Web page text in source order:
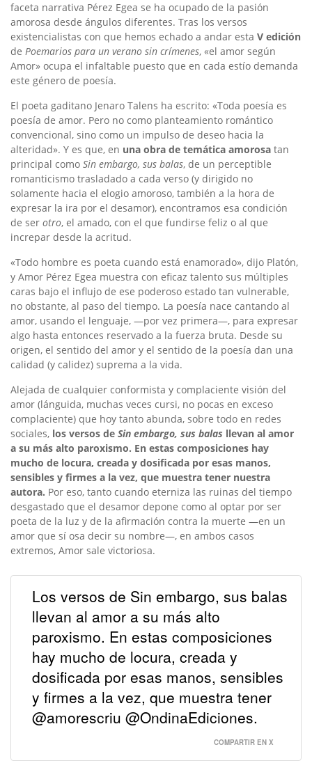
faceta narrativa Pérez Egea se ha ocupado de la pasión
amorosa desde ángulos diferentes. Tras los versos
existencialistas con que hemos echado a andar esta V edición
de Poemarios para un verano sin crímenes, «el amor según
Amor» ocupa el infaltable puesto que en cada estío demanda
este género de poesía.
El poeta gaditano Jenaro Talens ha escrito: «Toda poesía es
poesía de amor. Pero no como planteamiento romántico
convencional, sino como un impulso de deseo hacia la
alteridad». Y es que, en una obra de temática amorosa tan
principal como Sin embargo, sus balas, de un perceptible
romanticismo trasladado a cada verso (y dirigido no
solamente hacia el elogio amoroso, también a la hora de
expresar la ira por el desamor), encontramos esa condición
de ser otro, el amado, con el que fundirse feliz o al que
increpar desde la acritud.
«Todo hombre es poeta cuando está enamorado», dijo Platón,
y Amor Pérez Egea muestra con eficaz talento sus múltiples
caras bajo el influjo de ese poderoso estado tan vulnerable,
no obstante, al paso del tiempo. La poesía nace cantando al
amor, usando el lenguaje, —por vez primera—, para expresar
algo hasta entonces reservado a la fuerza bruta. Desde su
origen, el sentido del amor y el sentido de la poesía dan una
calidad (y calidez) suprema a la vida.
Alejada de cualquier conformista y complaciente visión del
amor (lánguida, muchas veces cursi, no pocas en exceso
complaciente) que hoy tanto abunda, sobre todo en redes
sociales, los versos de Sin embargo, sus balas llevan al amor
a su más alto paroxismo. En estas composiciones hay
mucho de locura, creada y dosificada por esas manos,
sensibles y firmes a la vez, que muestra tener nuestra
autora. Por eso, tanto cuando eterniza las ruinas del tiempo
desgastado que el desamor depone como al optar por ser
poeta de la luz y de la afirmación contra la muerte —en un
amor que sí osa decir su nombre—, en ambos casos
extremos, Amor sale victoriosa.
Los versos de Sin embargo, sus balas
llevan al amor a su más alto
paroxismo. En estas composiciones
hay mucho de locura, creada y
dosificada por esas manos, sensibles
y firmes a la vez, que muestra tener
@amorescriu @OndinaEdiciones.
COMPARTIR EN X